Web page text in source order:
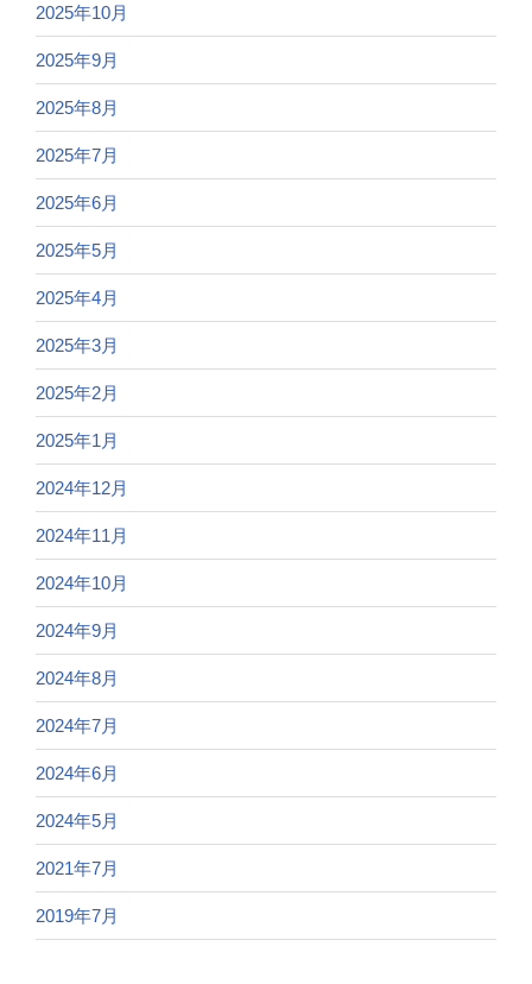
2025年10月
2025年9月
2025年8月
2025年7月
2025年6月
2025年5月
2025年4月
2025年3月
2025年2月
2025年1月
2024年12月
2024年11月
2024年10月
2024年9月
2024年8月
2024年7月
2024年6月
2024年5月
2021年7月
2019年7月